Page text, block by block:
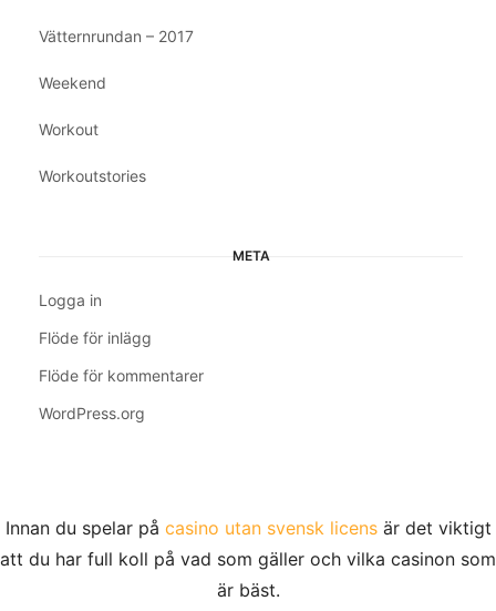
Vätternrundan – 2017
Weekend
Workout
Workoutstories
META
Logga in
Flöde för inlägg
Flöde för kommentarer
WordPress.org
Innan du spelar på casino utan svensk licensär det viktigt
att du har full koll på vad som gäller och vilka casinon som
är bäst.